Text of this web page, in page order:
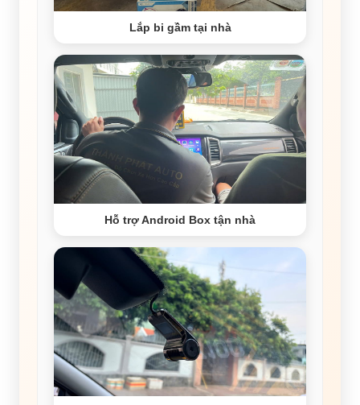
Lắp bi gầm tại nhà
Hỗ trợ Android Box tận nhà